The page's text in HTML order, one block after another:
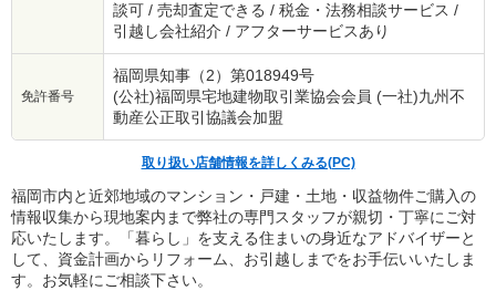
談可 / 売却査定できる / 税金・法務相談サービス /
引越し会社紹介 / アフターサービスあり
免許番号
福岡県知事（2）第018949号
(公社)福岡県宅地建物取引業協会会員 (一社)九州不
動産公正取引協議会加盟
取り扱い店舗情報を詳しくみる(PC)
福岡市内と近郊地域のマンション・戸建・土地・収益物件ご購入の
情報収集から現地案内まで弊社の専門スタッフが親切・丁寧にご対
応いたします。「暮らし」を支える住まいの身近なアドバイザーと
して、資金計画からリフォーム、お引越しまでをお手伝いいたしま
す。お気軽にご相談下さい。